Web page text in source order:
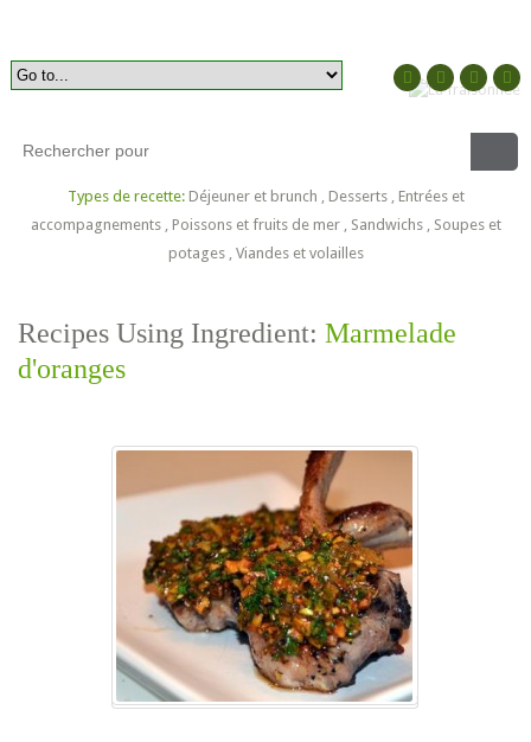
Types de recette: Déjeuner et brunch , Desserts, Entrées et
accompagnements, Poissons et fruits de mer, Sandwichs, Soupes et
potages, Viandes et volailles
Recipes Using Ingredient:Marmelade
d'oranges